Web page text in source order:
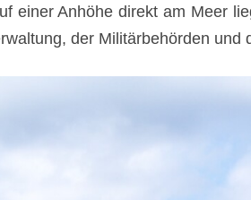
einer Anhöhe direkt am Meer
der Militärbehörden und